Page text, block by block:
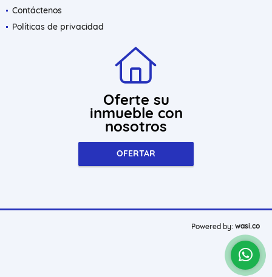
Contáctenos
Políticas de privacidad
Oferte su
inmueble con
nosotros
OFERTAR
Powered by: wasi.co